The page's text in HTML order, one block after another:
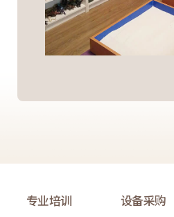
专业培训 设备采购